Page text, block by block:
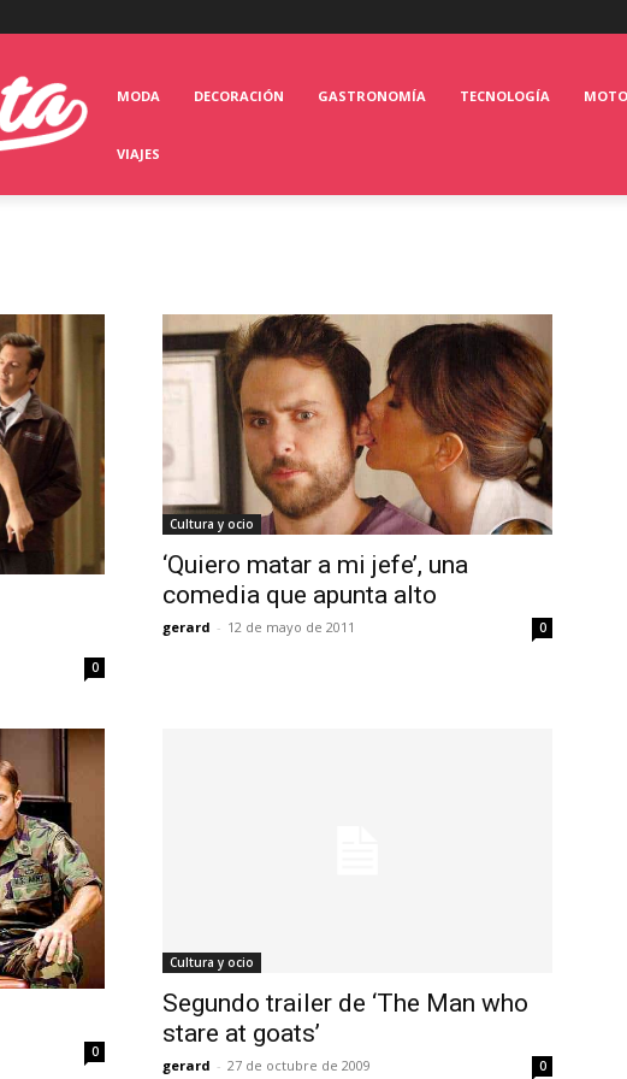
MODA DECORACIÓN GASTRONOMÍA TECNOLOGÍA
VIAJES
0
Cultura y ocio
‘Quiero matar a mi jefe’, una
comedia que apunta alto
gerard - 12 de mayo de 2011 0
0
Cultura y ocio
Segundo trailer de ‘The Man who
stare at goats’
gerard - 27 de octubre de 2009 0